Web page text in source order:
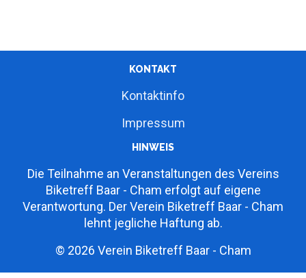
KONTAKT
Kontaktinfo
Impressum
HINWEIS
Die Teilnahme an Veranstaltungen des Vereins
Biketreff Baar - Cham erfolgt auf eigene
Verantwortung. Der Verein Biketreff Baar - Cham
lehnt jegliche Haftung ab.
© 2026 Verein Biketreff Baar - Cham